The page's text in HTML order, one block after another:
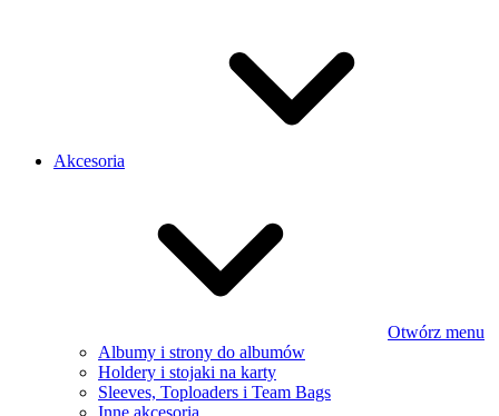
Akcesoria
Otwórz menu
Albumy i strony do albumów
Holdery i stojaki na karty
Sleeves, Toploaders i Team Bags
Inne akcesoria